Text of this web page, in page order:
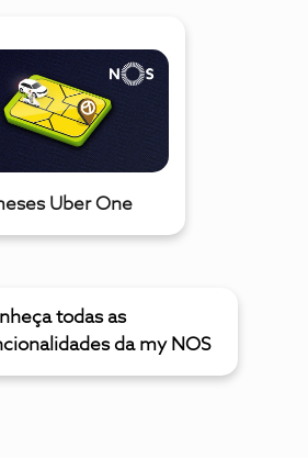
Uber One
todas as
da my NOS